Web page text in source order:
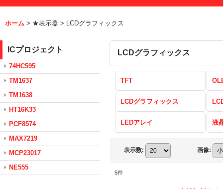
ホーム > ★表示器 > LCDグラフィックス
ICプロジェクト
74HC595
TM1637
TM1638
HT16K33
PCF8574
MAX7219
MCP23017
NE555
LCDグラフィックス
TFT
LCDグラフィックス
LEDアレイ 液
表示数: 画像:
5件